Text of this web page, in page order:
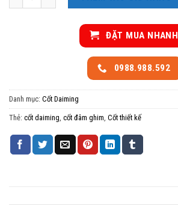
ĐẶT MUA NHANH
0988.988.592
Danh mục: Cốt Daiming
Thẻ: cốt daiming cốt đâm ghim Cốt thiết kế